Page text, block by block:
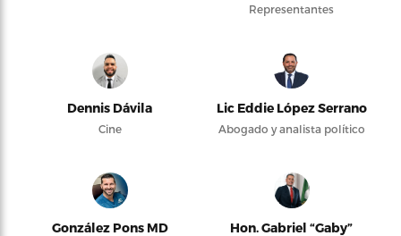
Representantes
Dennis Dávila
Cine
Lic Eddie López Serrano
Abogado y analista político
González Pons MD
Hon. Gabriel “Gaby”